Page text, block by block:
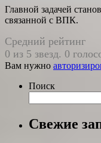
Главной задачей
связанной с ВПК.
Средний рейтинг
0 из 5 звезд. 0
Вам нужно
Поиск
Свежие